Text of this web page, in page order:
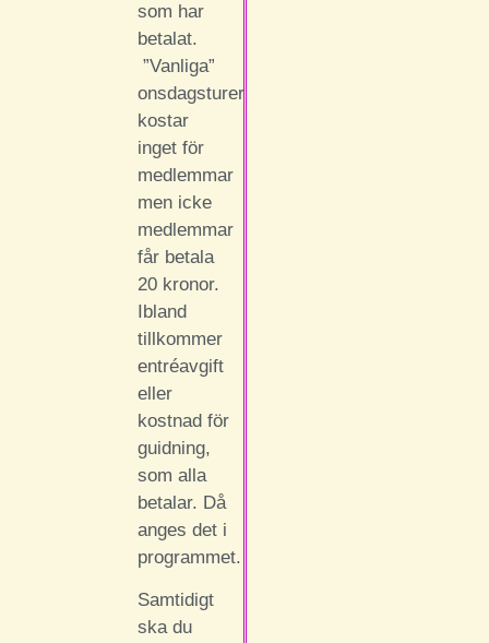
som har
betalat.
”Vanliga”
onsdagsturer
kostar
inget för
medlemmar
men icke
medlemmar
får betala
20 kronor.
Ibland
tillkommer
entréavgift
eller
kostnad för
guidning,
som alla
betalar. Då
anges det i
programmet.
Samtidigt
ska du